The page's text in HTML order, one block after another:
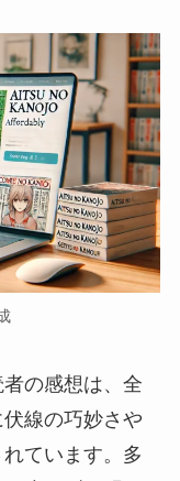
者の感想は、全
線の巧妙さや
ています。多